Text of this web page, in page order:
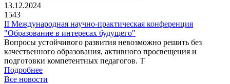
13.12.2024
1543
II Международная научно-практическая конференция
"Образование в интересах будущего"
Вопросы устойчивого развития невозможно решить без
качественного образования, активного просвещения и
подготовки компетентных педагогов. Т
Подробнее
Все новости